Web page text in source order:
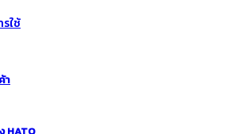
ใช้
า
HATO